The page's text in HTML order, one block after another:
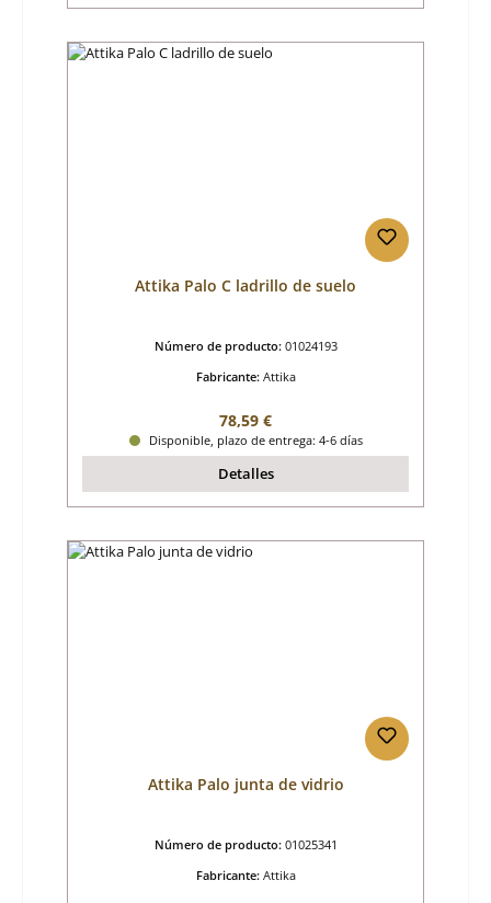
Attika Palo C ladrillo de suelo
Número de producto: 01024193
Fabricante: Attika
Precio normal:
78,59 €
Disponible, plazo de entrega: 4-6 días
Detalles
Attika Palo junta de vidrio
Número de producto: 01025341
Fabricante: Attika